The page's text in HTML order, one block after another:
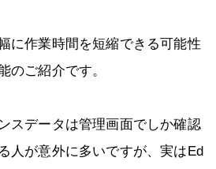
に作業時間を短縮できる可能性
のご紹介です。
スデータは管理画面でしか確認
人が意外に多いですが、実はEd